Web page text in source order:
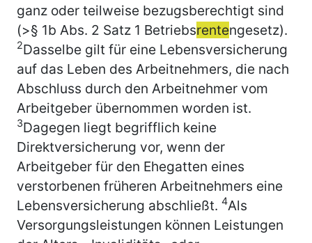
ganz oder teilweise bezugsberechtigt sind
(>§ 1b Abs. 2 Satz 1 Betriebsrentengesetz).
2Dasselbe gilt für eine Lebensversicherung
auf das Leben des Arbeitnehmers, die nach
Abschluss durch den Arbeitnehmer vom
Arbeitgeber übernommen worden ist.
3Dagegen liegt begrifflich keine
Direktversicherung vor, wenn der
Arbeitgeber für den Ehegatten eines
verstorbenen früheren Arbeitnehmers eine
Lebensversicherung abschließt. 4Als
Versorgungsleistungen können Leistungen